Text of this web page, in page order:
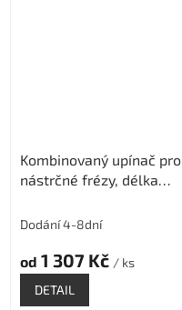
Kombinovaný upínač pro
nástrčné frézy, délka
Dodání 4-8dní
od 1 307 Kč / ks
DETAIL